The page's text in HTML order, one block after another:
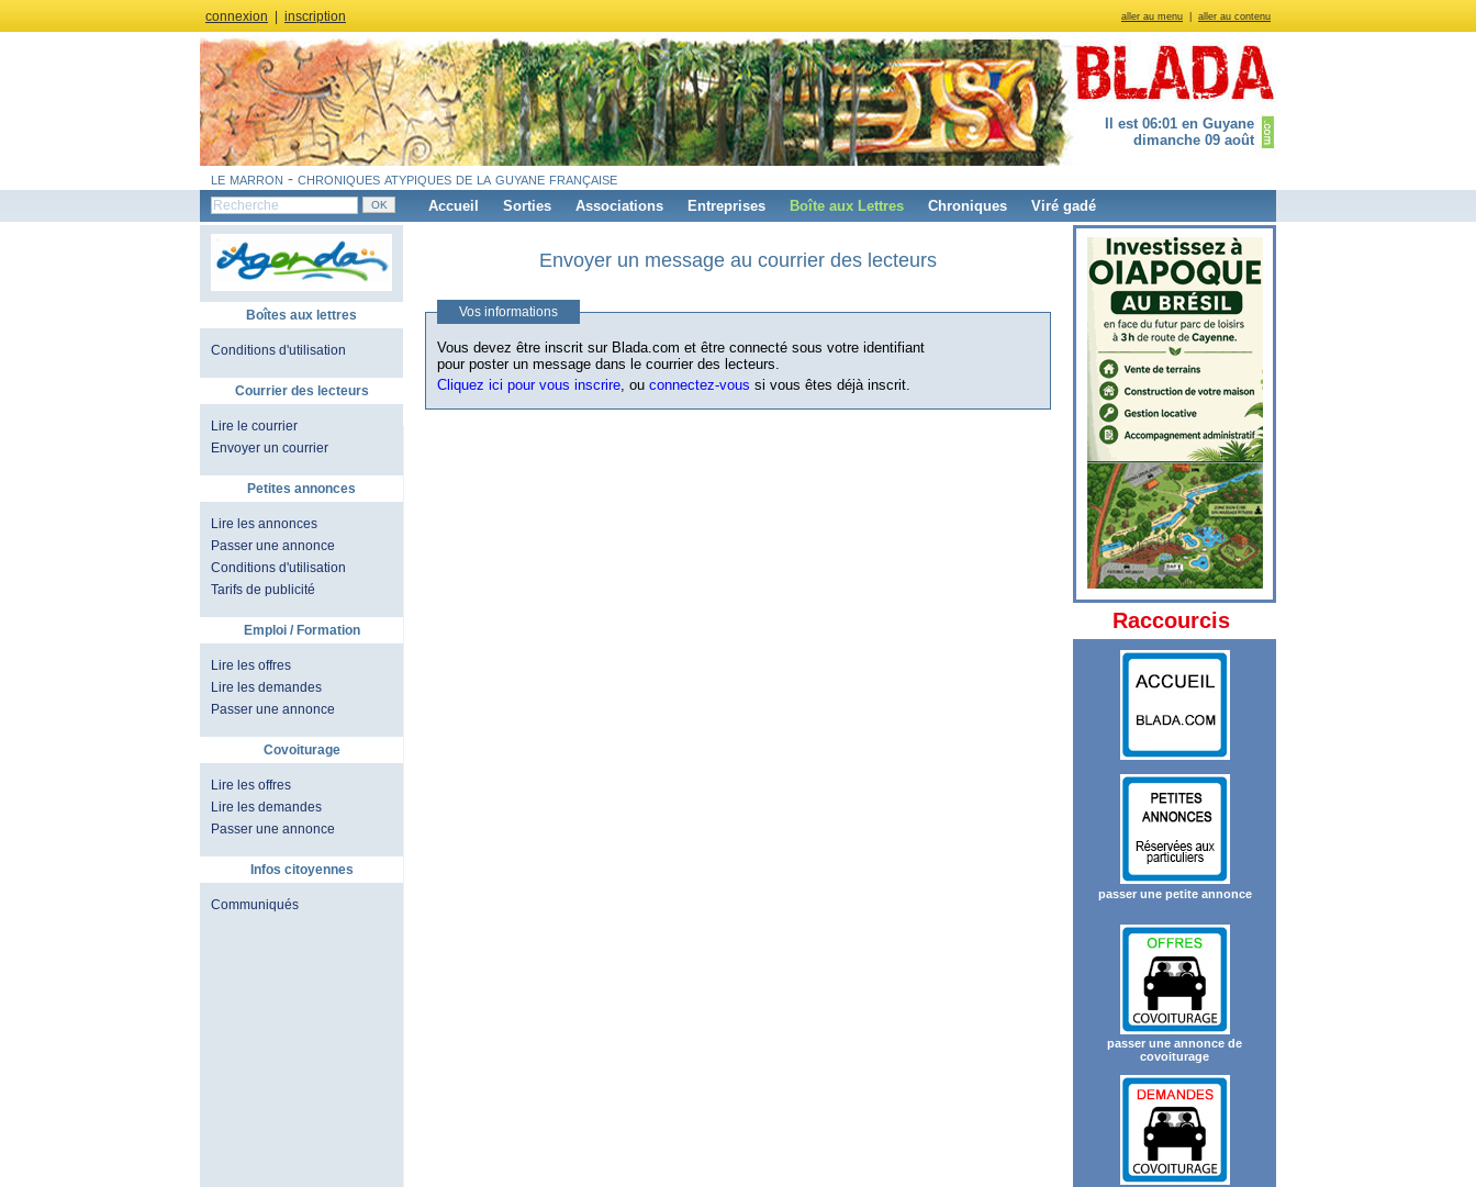
aller au menu aller au contenu
connexion inscription
Il est 06:01 en Guyane
dimanche 09 août
le marron - chroniques atypiques de la guyane française
Accueil Sorties Associations Entreprises Boîte aux Lettres Chroniques Viré gadé
Boîtes aux lettres
Conditions d'utilisation
Courrier des lecteurs
Lire le courrier
Envoyer un courrier
Petites annonces
Lire les annonces
Passer une annonce
Conditions d'utilisation
Tarifs de publicité
Emploi / Formation
Lire les offres
Lire les demandes
Passer une annonce
Covoiturage
Lire les offres
Lire les demandes
Passer une annonce
Infos citoyennes
Communiqués
Envoyer un message au courrier des lecteurs
Vos informations
Vous devez être inscrit sur Blada.com et être connecté sous votre identifiant
pour poster un message dans le courrier des lecteurs.
Cliquez ici pour vous inscrire, ou connectez-vous si vous êtes déjà inscrit.
Raccourcis
passer une petite annonce
passer une annonce de
covoiturage